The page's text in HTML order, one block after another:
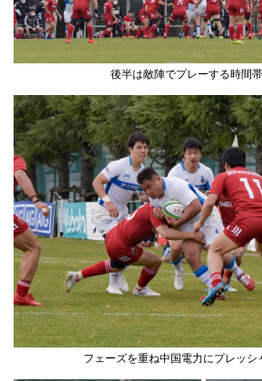
後半は敵陣でプレーする時間
フェーズを重ね中国電力にプレッシ